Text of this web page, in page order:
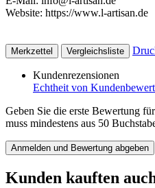
Website: https://www.l-artisan.de
Merkzettel Vergleichsliste
Kundenrezensionen
Echtheit von
Geben Sie die erste Bewertung
muss mindestens aus 50
Anmelden und Bewertung abgeben
Kunden kauften